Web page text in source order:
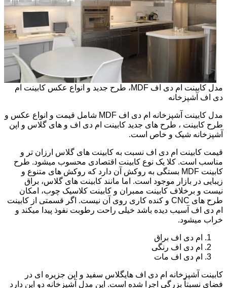
مدل کابینت ام دی اف MDF، طرح جدید و انواع عکس کابینت ام
دی اف آشپزخانه
مدل کابینت آشپزخانه ام دی اف MDF شامل قیمت و انواع عکس و
طرح کابینت ، طرح های جدید کابینت ام دی اف و های گلاس و اپن
آشپزخانه شیک و خاص است.
قیمت کابینت ام دی اف نسبت به کابینت های گلاس ارزان تر و
مناسب است. کلا یک نوع کابینت اقتصادی محسوب میشود. طرح
کابینت MDF بستگی به روکش آن دارد که روکش های متنوع و
زیبایی در بازار موجود است. اما مانند کابینت های گلاس، براق
نیست و برخلاف کابینت ممبران و کابینت کلاسیک چوب، امکان
طرح های CNC و کنده کاری روی آن نیست. اگر قسمتی از کابینت
ام دی اف آسیب دیده باشد خیلی راحت رطوبت نفوذ پیدا میکند و
خراب میشود.
ام دی اف براق
ام دی اف رنگی
ام دی اف مات
کابینت آشپزخانه ام دی اف هایگلاس سفید و اپن جزیره ای در
فضای نسبتاً بزرگی اجرا شده است. این مدل آشپزخانه دو اپن دارد